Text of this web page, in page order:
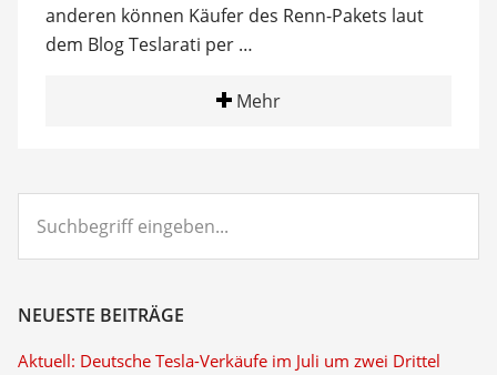
anderen können Käufer des Renn-Pakets laut
dem Blog Teslarati per …
Mehr
eingeben...
NEUESTE BEITRÄGE
Aktuell: Deutsche Tesla-Verkäufe im Juli um zwei Drittel